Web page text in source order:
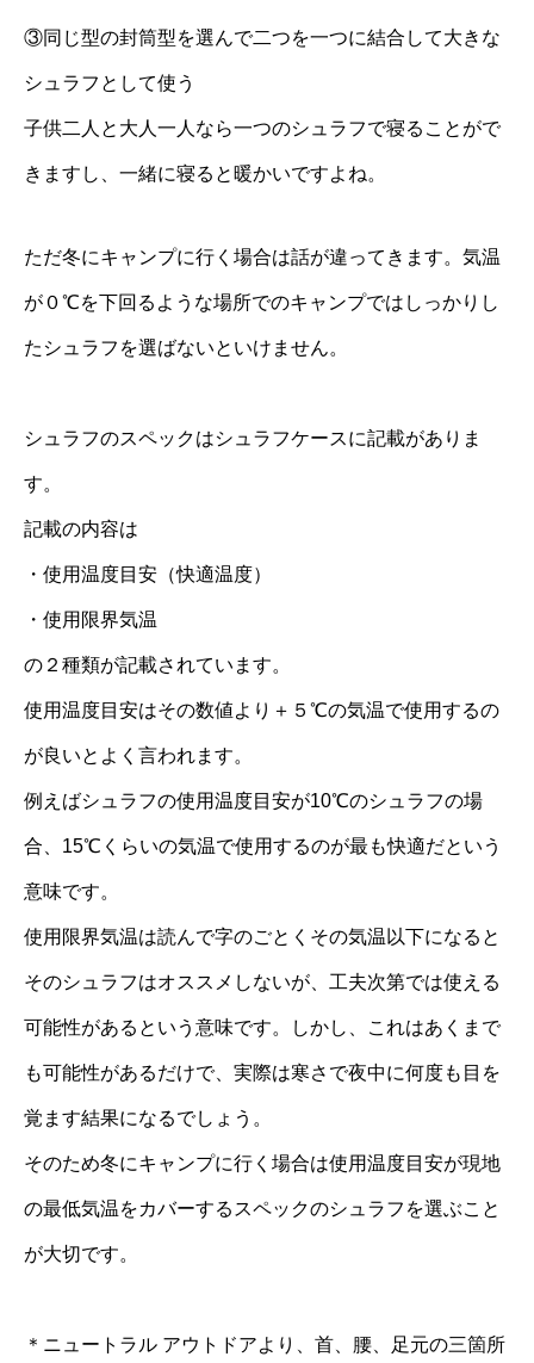
③同じ型の封筒型を選んで二つを一つに結合して大きな
シュラフとして使う
子供二人と大人一人なら一つのシュラフで寝ることがで
きますし、一緒に寝ると暖かいですよね。
ただ冬にキャンプに行く場合は話が違ってきます。気温
が０℃を下回るような場所でのキャンプではしっかりし
たシュラフを選ばないといけません。
シュラフのスペックはシュラフケースに記載がありま
す。
記載の内容は
・使用温度目安（快適温度）
・使用限界気温
の２種類が記載されています。
使用温度目安はその数値より＋５℃の気温で使用するの
が良いとよく言われます。
例えばシュラフの使用温度目安が10℃のシュラフの場
合、15℃くらいの気温で使用するのが最も快適だという
意味です。
使用限界気温は読んで字のごとくその気温以下になると
そのシュラフはオススメしないが、工夫次第では使える
可能性があるという意味です。しかし、これはあくまで
も可能性があるだけで、実際は寒さで夜中に何度も目を
覚ます結果になるでしょう。
そのため冬にキャンプに行く場合は使用温度目安が現地
の最低気温をカバーするスペックのシュラフを選ぶこと
が大切です。
＊ニュートラル アウトドアより、首、腰、足元の三箇所